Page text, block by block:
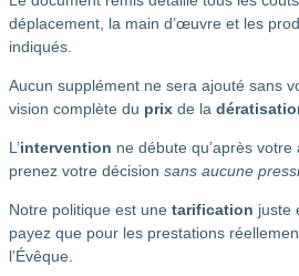
déplacement, la main d’œuvre et les
indiqués.
Aucun supplément ne sera ajouté sans
vision complète du prix de la
L’intervention ne débute qu’après
prenez votre décision sans aucune
Notre politique est une tarification juste
payez que pour les prestations
l’Évêque.